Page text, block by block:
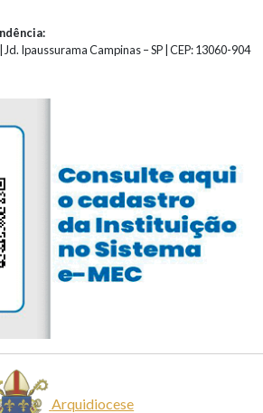
Ipaussurama Campinas – SP | CEP: 13060-904
Arquidiocese